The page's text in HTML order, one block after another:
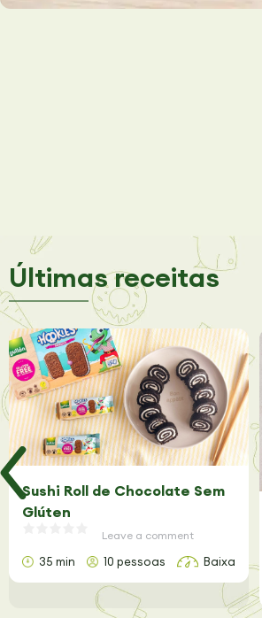
Últimas receitas
Sushi Roll de Chocolate Sem
Glúten
Leave a comment
35 min 10 pessoas Baixa